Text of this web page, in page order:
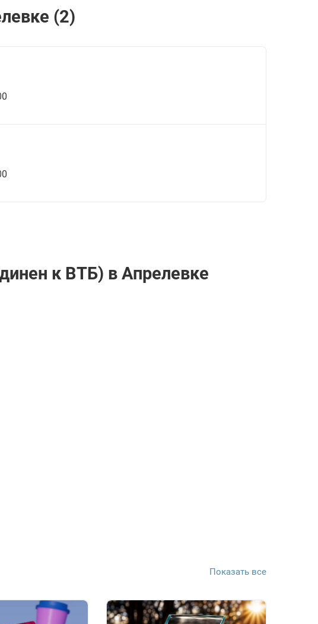
(2)
к ВТБ) в Апрелевке
Показать все